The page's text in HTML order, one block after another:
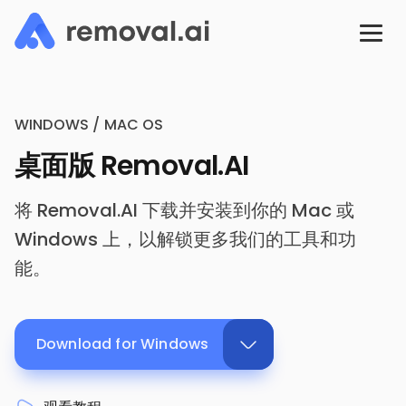
WINDOWS / MAC OS
桌面版 Removal.AI
将 Removal.AI 下载并安装到你的 Mac 或
Windows 上，以解锁更多我们的工具和功
能。
Download for Windows